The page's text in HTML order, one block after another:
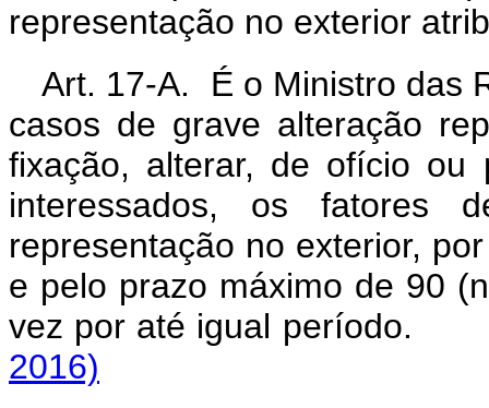
representação no exterior
Art. 17-A. É o Ministro das
casos de grave alteração
fixação, alterar, de ofício ou
interessados, os fatores
representação no exterior,
e pelo prazo máximo de 90
vez por até igual
2016)